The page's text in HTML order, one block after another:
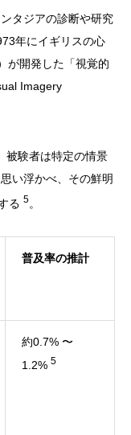
タジアの診断や研究
年にイギリスの心
が開発した「視覚的
Imagery
被験者は特定の情景
い浮かべ、その鮮明
る 5。
普及率の推計
約0.7% 〜
1.2% 5